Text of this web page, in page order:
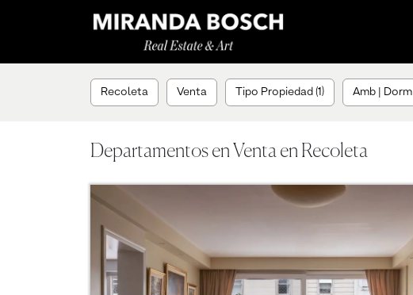
Recoleta Venta Tipo Propiedad (1) Amb | Dorm
Departamentos en Venta en Recoleta